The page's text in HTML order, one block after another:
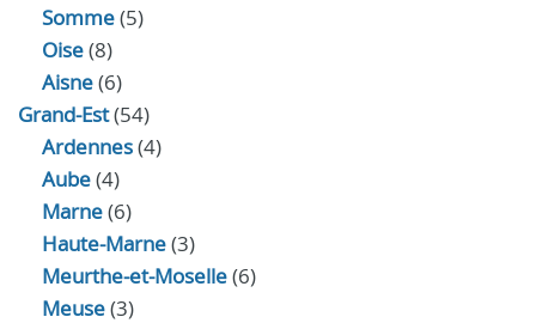
Somme(5)
Oise(8)
Aisne(6)
Grand-Est(54)
Ardennes(4)
Aube(4)
Marne(6)
Haute-Marne(3)
Meurthe-et-Moselle(6)
Meuse(3)